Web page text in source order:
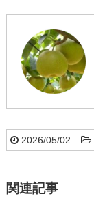
2026/05/02
関連記事